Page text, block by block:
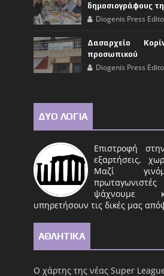
δημοσιογράφους
Diogenis Press
Δασαρχείο
προσωπικού
Diogenis Press
ΔΥΟ ΛΟΓΙΑ
Επιστροφή
εξαρτήσεις,
Μαζί
ψάχνουμε
υπηρετήσουν τις δικές μας
ΑΘΛΗΤΙΚΑ
Ο χάρτης της νέας Super